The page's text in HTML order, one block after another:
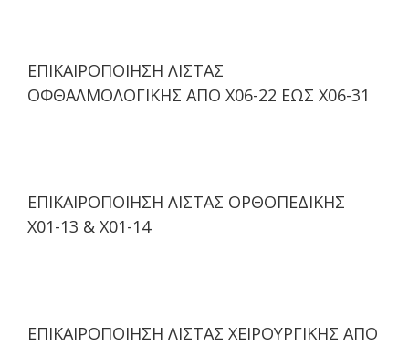
ΕΠΙΚΑΙΡΟΠΟΙΗΣΗ ΛΙΣΤΑΣ
ΟΦΘΑΛΜΟΛΟΓΙΚΗΣ ΑΠΟ Χ06-22 ΕΩΣ Χ06-31
ΕΠΙΚΑΙΡΟΠΟΙΗΣΗ ΛΙΣΤΑΣ ΟΡΘΟΠΕΔΙΚΗΣ
Χ01-13 & Χ01-14
ΕΠΙΚΑΙΡΟΠΟΙΗΣΗ ΛΙΣΤΑΣ ΧΕΙΡΟΥΡΓΙΚΗΣ ΑΠΟ